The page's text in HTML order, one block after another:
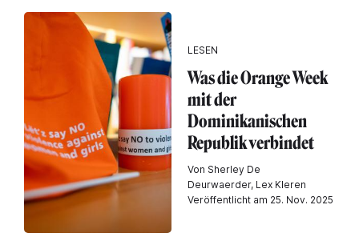
LESEN
Was die Orange Week
mit der
Dominikanischen
Republik verbindet
Von Sherley De
Deurwaerder, Lex Kleren
Veröffentlicht am 25. Nov. 2025